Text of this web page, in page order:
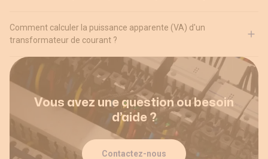
Comment calculer la puissance apparente (VA) d'un
transformateur de courant ?
Vous avez une question ou besoin
d’aide ?
Contactez-nous